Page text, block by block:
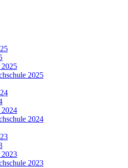
2025
2024
2023